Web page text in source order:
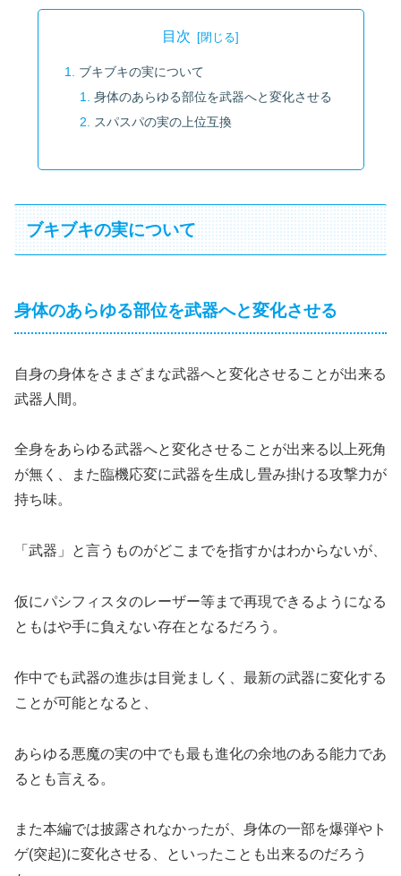
目次
ブキブキの実について
身体のあらゆる部位を武器へと変化させる
スパスパの実の上位互換
ブキブキの実について
身体のあらゆる部位を武器へと変化させる
自身の身体をさまざまな武器へと変化させることが出来る
武器人間。
全身をあらゆる武器へと変化させることが出来る以上死角
が無く、また臨機応変に武器を生成し畳み掛ける攻撃力が
持ち味。
「武器」と言うものがどこまでを指すかはわからないが、
仮にパシフィスタのレーザー等まで再現できるようになる
ともはや手に負えない存在となるだろう。
作中でも武器の進歩は目覚ましく、最新の武器に変化する
ことが可能となると、
あらゆる悪魔の実の中でも最も進化の余地のある能力であ
るとも言える。
また本編では披露されなかったが、身体の一部を爆弾やト
ゲ(突起)に変化させる、といったことも出来るのだろう